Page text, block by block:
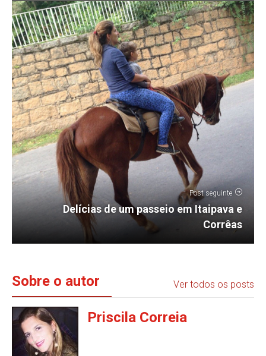
Post seguinte
Delícias de um passeio em Itaipava e
Corrêas
Sobre o autor Ver todos os posts
Priscila Correia